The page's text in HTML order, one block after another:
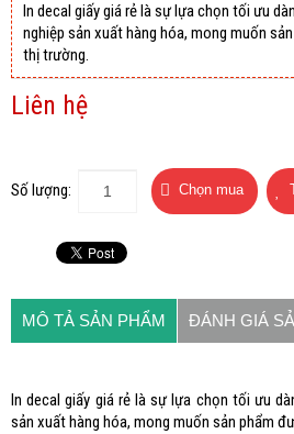
In decal giấy giá rẻ là sự lựa chọn tối ưu
nghiệp sản xuất hàng hóa, mong muốn
thị trường.
Liên hệ
Số lượng:
MÔ TẢ SẢN PHẨM ĐÁNH GIÁ
In decal giấy giá rẻ là sự lựa chọn tối ưu
sản xuất hàng hóa, mong muốn sản phẩm